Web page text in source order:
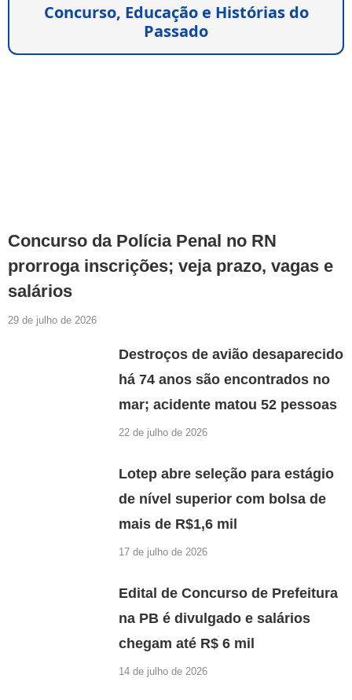
Concurso, Educação e Histórias do
Passado
Concurso da Polícia Penal no RN
prorroga inscrições; veja prazo, vagas e
salários
29 de julho de 2026
Destroços de avião desaparecido
há 74 anos são encontrados no
mar; acidente matou 52 pessoas
22 de julho de 2026
Lotep abre seleção para estágio
de nível superior com bolsa de
mais de R$1,6 mil
17 de julho de 2026
Edital de Concurso de Prefeitura
na PB é divulgado e salários
chegam até R$ 6 mil
14 de julho de 2026